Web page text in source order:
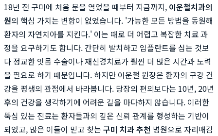
18년 전 구미에 처음 문을 열었을 때부터 지금까지, 이운철치과의
원의 핵심 가치는 변함이 없었습니다. '가능한 모든 방법을 동원해
환자의 자연치아를 지킨다.' 이는 때로 더 어렵고 복잡한 치료 과
정을 요구하기도 합니다. 간단히 발치하고 임플란트를 심는 것보
다 정교한 잇몸 수술이나 재신경치료가 훨씬 더 많은 시간과 노력
을 필요로 하기 때문입니다. 하지만 이운철 원장은 환자의 구강 건
강을 평생의 관점에서 바라봅니다. 당장의 편의보다는 10년, 20년
후의 건강을 생각하기에 어려운 길을 마다하지 않습니다. 이러한
뚝심 있는 진료는 환자들과의 깊은 신뢰 관계를 형성하는 기반이
되었고, 많은 이들이 믿고 찾는 구미 치과 추천 병원으로 자리매김